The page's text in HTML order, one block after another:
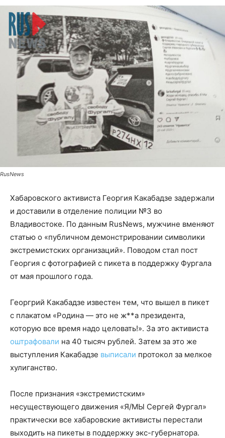
RusNews
Хабаровского активиста Георгия Какабадзе задержали
и доставили в отделение полиции №3 во
Владивостоке. По данным RusNews, мужчине вменяют
статью о «публичном демонстрировании символики
экстремистских организаций». Поводом стал пост
Георгия с фотографией с пикета в поддержку Фургала
от мая прошлого года.
Георгрий Какабадзе известен тем, что вышел в пикет
с плакатом «Родина — это не ж**а президента,
которую все время надо целовать!». За это активиста
оштрафовали на 40 тысяч рублей. Затем за это же
выступления Какабадзе выписали протокол за мелкое
хулиганство.
После признания «экстремистским»
несуществующего движения «Я/МЫ Сергей Фургал»
практически все хабаровские активисты перестали
выходить на пикеты в поддержку экс-губернатора.